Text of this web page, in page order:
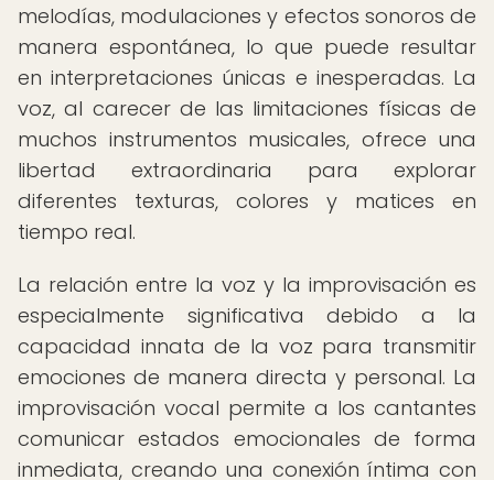
melodías, modulaciones y efectos sonoros de
manera espontánea, lo que puede resultar
en interpretaciones únicas e inesperadas. La
voz, al carecer de las limitaciones físicas de
muchos instrumentos musicales, ofrece una
libertad extraordinaria para explorar
diferentes texturas, colores y matices en
tiempo real.
La relación entre la voz y la improvisación es
especialmente significativa debido a la
capacidad innata de la voz para transmitir
emociones de manera directa y personal. La
improvisación vocal permite a los cantantes
comunicar estados emocionales de forma
inmediata, creando una conexión íntima con